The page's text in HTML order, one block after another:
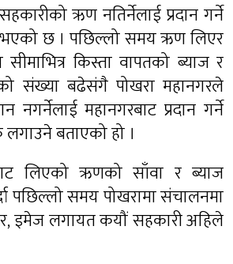
ऋण नतिर्नेलाई प्रदान गर्ने
भएको छ । पछिल्लो समय ऋण लिएर
किस्ता वापतको ब्याज र
संख्या बढेसंगै पोखरा महानगरले
महानगरबाट प्रदान गर्ने
बताएको हो ।
लिएको ऋणको साँवा र ब्याज
पछिल्लो समय पोखरामा संचालनमा
इमेज लगायत कयौं सहकारी अहिले